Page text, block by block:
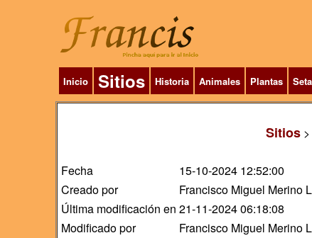
Inicio Sitios Historia Animales Plantas
Sitios >
Fecha
15-10-2024 12:52:00
Creado por
Francisco Miguel Merino
Última modificación en 21-11-2024 06:18:08
Modificado por
Francisco Miguel Merino